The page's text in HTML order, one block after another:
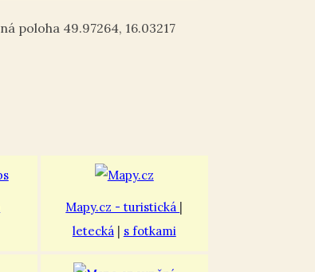
49.97264, 16.03217
Mapy.cz - turistická |
letecká| s fotkami